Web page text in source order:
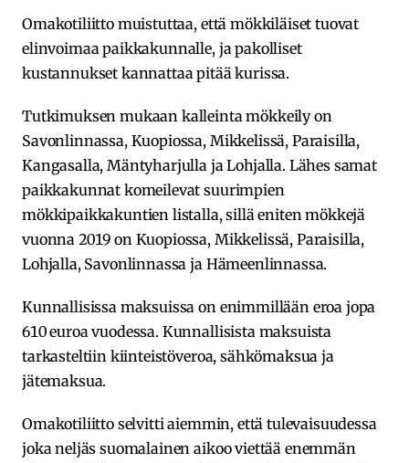
Omakotiliitto muistuttaa, että mökkiläiset tuovat
elinvoimaa paikkakunnalle, ja pakolliset
kustannukset kannattaa pitää kurissa.
Tutkimuksen mukaan kalleinta mökkeily on
Savonlinnassa, Kuopiossa, Mikkelissä, Paraisilla,
Kangasalla, Mäntyharjulla ja Lohjalla. Lähes samat
paikkakunnat komeilevat suurimpien
mökkipaikkakuntien listalla, sillä eniten mökkejä
vuonna 2019 on Kuopiossa, Mikkelissä, Paraisilla,
Lohjalla, Savonlinnassa ja Hämeenlinnassa.
Kunnallisissa maksuissa on enimmillään eroa jopa
610 euroa vuodessa. Kunnallisista maksuista
tarkasteltiin kiinteistöveroa, sähkömaksua ja
jätemaksua.
Omakotiliitto selvitti aiemmin, että tulevaisuudessa
joka neljäs suomalainen aikoo viettää enemmän